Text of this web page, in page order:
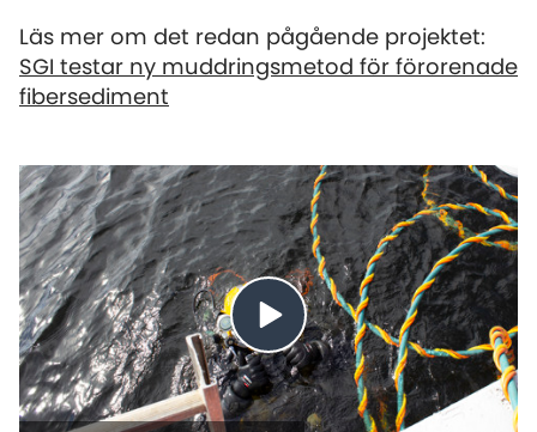
Läs mer om det redan pågående projektet:
SGI testar ny muddringsmetod för förorenade
fibersediment